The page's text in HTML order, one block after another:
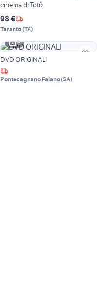
cinema di Totò.
98 €
Taranto(TA)
6
DVD ORIGINALI
Pontecagnano Faiano(SA)